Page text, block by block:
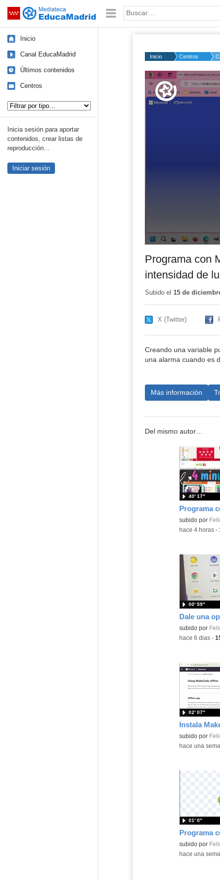
Saltar navegación Palabra o frase:
Inicio
Canal EducaMadrid
Últimos contenidos
Centros
Inicia sesión para aportar
contenidos, crear listas de
reproducción...
Iniciar sesión
Inicio Centros
Volume
50%
Programa con
intensidad de
Subido el 15 de
X (Twitter)
Creando una variable
una alarma cuando es
Más información
Del mismo autor…
Contenido
subido por
40′ 17″
-hace 4 horas-
Contenido
subido por
00′ 59″
-hace 6 dias-
Contenido
subido por
02′ 07″
-hace una
Contenido
subido por
01′ 0″
-hace una